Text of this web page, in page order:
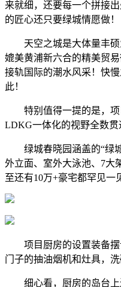
来就细，还要每一个拼接
的匠心还只要绿城情愿做！
天空之城是大体量丰硕
媲美黄浦新六合的精美贸
接轨国际的潮水风采！快
此！
特别值得一提的是，项
LDKG一体化的视野全数贯
绿城春晓园涵盖的“绿城
外立面、室外大泳池、7大
至还有10万+豪宅都罕见一
项目厨房的设置装备摆
门子的抽油烟机和灶具，
细心看，厨房的岛台上